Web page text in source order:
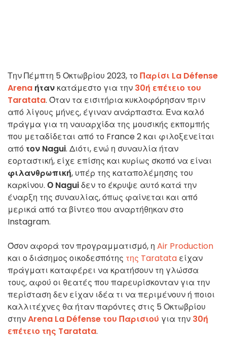
Την Πέμπτη 5 Οκτωβρίου 2023, τοΠαρίσι La Défense
Arena ήταν κατάμεστο για την 30ή επέτειο του
Taratata. Όταν τα εισιτήρια κυκλοφόρησαν πριν
από λίγους μήνες, έγιναν ανάρπαστα. Ένα καλό
πράγμα για τη ναυαρχίδα της μουσικής εκπομπής
που μεταδίδεται από το France 2 και φιλοξενείται
από τον Nagui. Διότι, ενώ η συναυλία ήταν
εορταστική, είχε επίσης και κυρίως σκοπό να είναι
φιλανθρωπική, υπέρ της καταπολέμησης του
καρκίνου. Ο Naguiδεν το έκρυψε αυτό κατά την
έναρξη της συναυλίας, όπως φαίνεται και από
μερικά από τα βίντεο που αναρτήθηκαν στο
Instagram.
Όσον αφορά τον προγραμματισμό, η Air Production
και ο διάσημος οικοδεσπότης της Taratata είχαν
πράγματι καταφέρει να κρατήσουν τη γλώσσα
τους, αφού οι θεατές που παρευρίσκονταν για την
περίσταση δεν είχαν ιδέα τι να περιμένουν ή ποιοι
καλλιτέχνες θα ήταν παρόντες στις 5 Οκτωβρίου
στηνArena La Défense του Παρισιού για την 30ή
επέτειο της Taratata.